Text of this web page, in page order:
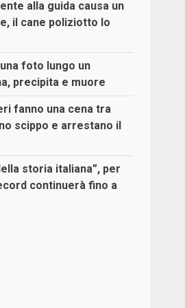
alla guida causa un
il cane poliziotto lo
foto lungo un
precipita e muore
fanno una cena tra
scippo e arrestano il
storia italiana”, per
continuerà fino a